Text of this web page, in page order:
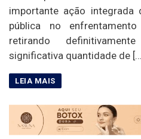
importante ação integrada
pública no
retirando
significativa quantidade de